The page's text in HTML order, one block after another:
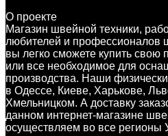
О проекте
Магазин швейной техники,
любителей и профессионалов
вы легко сможете купить
или все необходимое для
производства. Наши
в Одессе, Киеве, Харькове,
Хмельницком. А доставку
данном интернет-магазине
осуществляем во все регионы